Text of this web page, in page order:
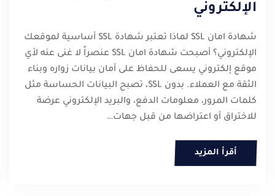
الإلكتروني
شهادة امان SSL لماذا تعتبر شهادة SSL أساسية لموقعك
الإلكتروني؟ أصبحت شهادة امان SSL عنصراً لا غنى عنه لأي
موقع إلكتروني يسعى للحفاظ على أمان بيانات زواره وبناء
الثقة مع العملاء. بدون SSL، تصبح البيانات الحساسة مثل
كلمات المرور، معلومات الدفع، والبريد الإلكتروني عرضة
للاختراق أو اعتراضها من قبل جهات…
أقرأ المزيد